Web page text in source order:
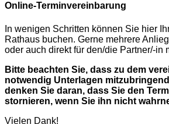
Online-Terminvereinbarung
In wenigen Schritten können Sie hier
Rathaus buchen. Gerne mehrere
oder auch direkt für den/die Partner/-in
Bitte beachten Sie, dass zu dem
notwendig Unterlagen
denken Sie daran, dass Sie den
stornieren, wenn Sie ihn nicht
Vielen Dank!